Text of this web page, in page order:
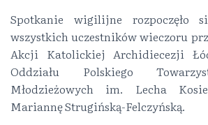
Spotkanie wigilijne rozpoczęło
wszystkich uczestników wieczoru
Akcji Katolickiej Archidiecezji
Oddziału Polskiego
Młodzieżowych im. Lecha
Mariannę Strugińską-Felczyńską.